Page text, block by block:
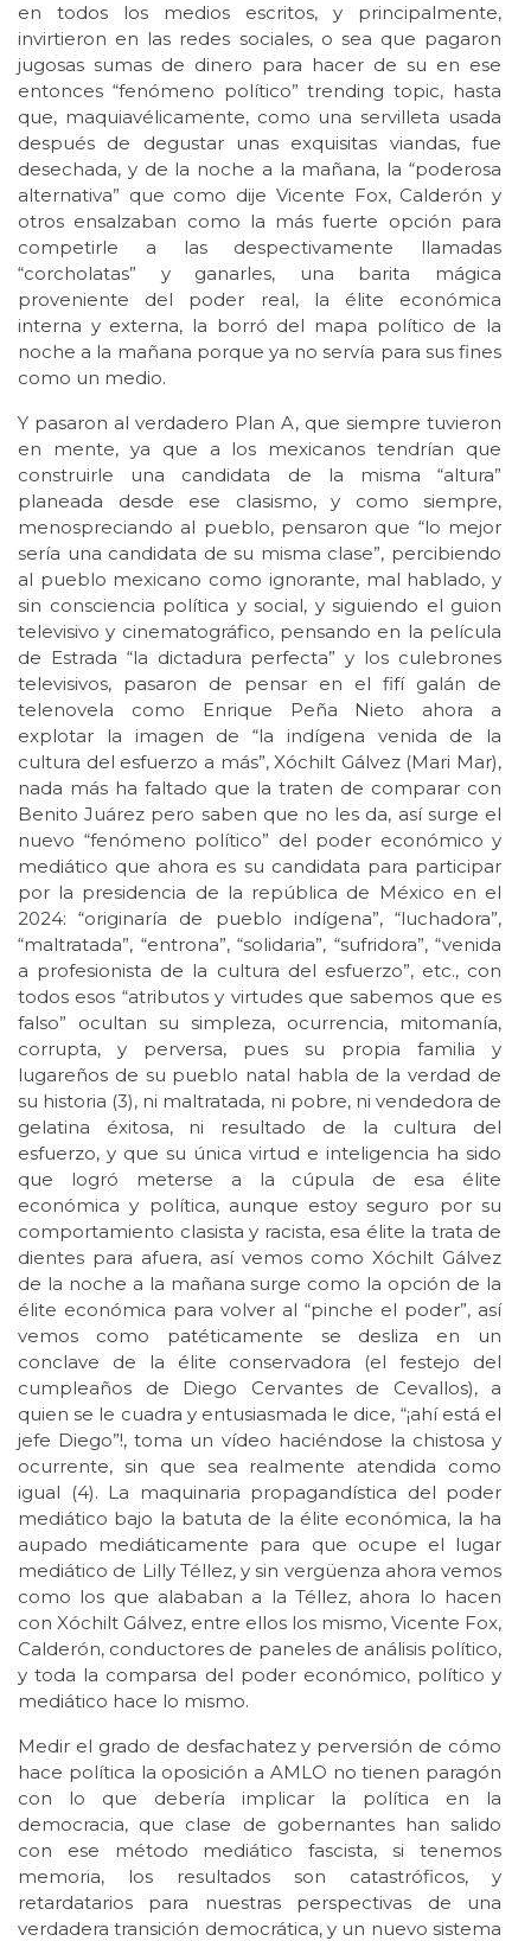
en todos los medios escritos, y principalmente,
invirtieron en las redes sociales, o sea que pagaron
jugosas sumas de dinero para hacer de su en ese
entonces “fenómeno político” trending topic, hasta
que, maquiavélicamente, como una servilleta usada
después de degustar unas exquisitas viandas, fue
desechada, y de la noche a la mañana, la “poderosa
alternativa” que como dije Vicente Fox, Calderón y
otros ensalzaban como la más fuerte opción para
competirle a las despectivamente llamadas
“corcholatas” y ganarles, una barita mágica
proveniente del poder real, la élite económica
interna y externa, la borró del mapa político de la
noche a la mañana porque ya no servía para sus fines
como un medio.
Y pasaron al verdadero Plan A, que siempre tuvieron
en mente, ya que a los mexicanos tendrían que
construirle una candidata de la misma “altura”
planeada desde ese clasismo, y como siempre,
menospreciando al pueblo, pensaron que “lo mejor
sería una candidata de su misma clase”, percibiendo
al pueblo mexicano como ignorante, mal hablado, y
sin consciencia política y social, y siguiendo el guion
televisivo y cinematográfico, pensando en la película
de Estrada “la dictadura perfecta” y los culebrones
televisivos, pasaron de pensar en el fifí galán de
telenovela como Enrique Peña Nieto ahora a
explotar la imagen de “la indígena venida de la
cultura del esfuerzo a más”, Xóchilt Gálvez (Mari Mar),
nada más ha faltado que la traten de comparar con
Benito Juárez pero saben que no les da, así surge el
nuevo “fenómeno político” del poder económico y
mediático que ahora es su candidata para participar
por la presidencia de la república de México en el
2024: “originaría de pueblo indígena”, “luchadora”,
“maltratada”, “entrona”, “solidaria”, “sufridora”, “venida
a profesionista de la cultura del esfuerzo”, etc., con
todos esos “atributos y virtudes que sabemos que es
falso” ocultan su simpleza, ocurrencia, mitomanía,
corrupta, y perversa, pues su propia familia y
lugareños de su pueblo natal habla de la verdad de
su historia (3), ni maltratada, ni pobre, ni vendedora de
gelatina éxitosa, ni resultado de la cultura del
esfuerzo, y que su única virtud e inteligencia ha sido
que logró meterse a la cúpula de esa élite
económica y política, aunque estoy seguro por su
comportamiento clasista y racista, esa élite la trata de
dientes para afuera, así vemos como Xóchilt Gálvez
de la noche a la mañana surge como la opción de la
élite económica para volver al “pinche el poder”, así
vemos como patéticamente se desliza en un
conclave de la élite conservadora (el festejo del
cumpleaños de Diego Cervantes de Cevallos), a
quien se le cuadra y entusiasmada le dice, “¡ahí está el
jefe Diego”!, toma un vídeo haciéndose la chistosa y
ocurrente, sin que sea realmente atendida como
igual (4). La maquinaria propagandística del poder
mediático bajo la batuta de la élite económica, la ha
aupado mediáticamente para que ocupe el lugar
mediático de Lilly Téllez, y sin vergüenza ahora vemos
como los que alababan a la Téllez, ahora lo hacen
con Xóchilt Gálvez, entre ellos los mismo, Vicente Fox,
Calderón, conductores de paneles de análisis político,
y toda la comparsa del poder económico, político y
mediático hace lo mismo.
Medir el grado de desfachatez y perversión de cómo
hace política la oposición a AMLO no tienen paragón
con lo que debería implicar la política en la
democracia, que clase de gobernantes han salido
con ese método mediático fascista, si tenemos
memoria, los resultados son catastróficos, y
retardatarios para nuestras perspectivas de una
verdadera transición democrática, y un nuevo sistema